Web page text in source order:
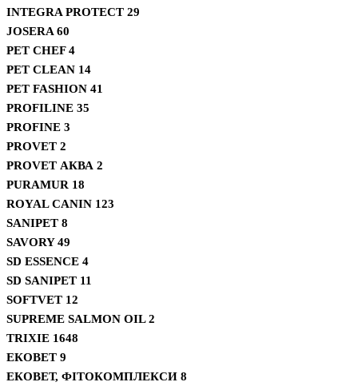
INTEGRA PROTECT 29
JOSERA 60
PET CHEF4
PET CLEAN 14
PET FASHION 41
PROFILINE 35
PROFINE 3
PROVET 2
PROVET АКВА 2
PURAMUR 18
ROYAL CANIN 123
SANIPET 8
SAVORY49
SD ESSENCE 4
SD SANIPET 11
SOFTVET 12
SUPREME SALMON OIL2
TRIXIE 1648
ЕКОВЕТ 9
ЕКОВЕТ, ФІТОКОМПЛЕКСИ 8